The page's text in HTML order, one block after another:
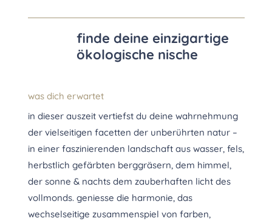
finde deine einzigartige
ökologische nische
was dich erwartet
in dieser auszeit vertiefst du deine wahrnehmung
der vielseitigen facetten der unberührten natur –
in einer faszinierenden landschaft aus wasser, fels,
herbstlich gefärbten berggräsern, dem himmel,
der sonne & nachts dem zauberhaften licht des
vollmonds. geniesse die harmonie, das
wechselseitige zusammenspiel von farben,